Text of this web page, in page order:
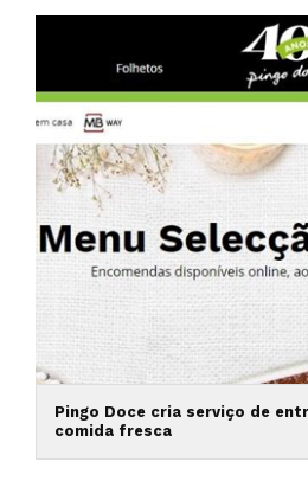
Pingo Doce cria serviço de
comida fresca